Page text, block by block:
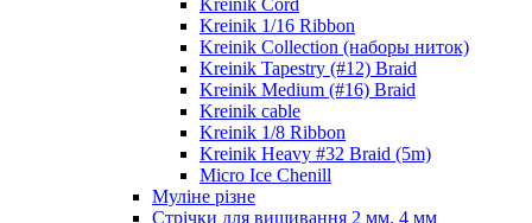
Kreinik 1/16 Ribbon
Kreinik Collection (наборы ниток)
Kreinik Tapestry (#12) Braid
Kreinik Medium (#16) Braid
Kreinik cable
Kreinik 1/8 Ribbon
Kreinik Heavy #32 Braid (5m)
Micro Ice Chenill
Муліне різне
Стрічки для вишивання 2 мм, 4 мм